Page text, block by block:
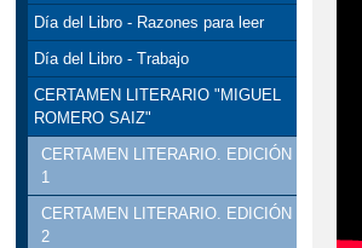
Día del Libro - Razones para leer
Día del Libro - Trabajo
CERTAMEN LITERARIO "MIGUEL
ROMERO SAIZ"
CERTAMEN LITERARIO. EDICIÓN
1
CERTAMEN LITERARIO. EDICIÓN
2